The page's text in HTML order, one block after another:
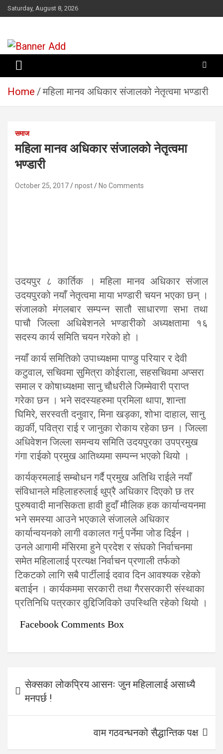
Skip
to
Saturday, August 8, 2026
सूचना तपाईंकाे अधिकार
Home महिला मानव अधिकार संजालको नेतृत्वमा भण्डारी
समाज
महिला मानव अधिकार संजालको नेतृत्वमा
भण्डारी
October 25, 2017 npost No Comments
उदयपुर ८ कार्तिक । महिला मानव अधिकार संजाल
उदयपुरको नयाँ नेतृत्वमा माया भण्डारी चयन भएका छन् ।
संजालको मंगलबार सम्पन्न सातौ साधारणा सभा तथा
पाचौ जिल्ला अधिबेशनले भण्डारीको अध्यक्षतामा १६
सदस्य कार्य समिति चयन गरेको हो ।
नयाँ कार्य समितिको उपाध्यक्षमा पाण्डु परियार र देवी
कटुवाल, सचिवमा सुमित्रा कोईराला, सहसचिवमा अप्सरा
समाल र कोषाध्यक्षमा सानु चौधरीले जिम्मेवारी प्राप्त
गरेका छन । भने सदस्यहरुमा प्रमिला थापा, शान्ता
घिमिरे, सरस्वती दनुवार, मिना खड्का, शोभा दाहाल, सानु
कार्र्की, पवित्रा राई र जानुका रोकाय रहेका छन । जिल्ला
अधिवेशन जिल्ला समन्वय समिति उदयपुरका उपप्रमुख
गंगा राईको प्रमुख आतिथ्यमा सम्पन्न भएको थियो ।
कार्यक्रमलाई सम्बोधन गर्दै प्रमुख अतिथि राईले नयाँ
संविधानले महिलाहरुलाई थुप्रै अधिकार दिएको छ तर
पुरुषवादी मानसिकता हावी हुदाँ मौलिक हक कार्यान्वयनमा
भने समस्या आउने भएकाले संजालले अधिकार
कार्यान्वयनको लागी वकालत गर्नु पर्नेमा जोड दिईन ।
उनले आगामी मंसिरमा हुने प्रदेश र संघको निर्वाचनमा
समेत महिलालाई प्रत्यक्ष निर्वाचन प्रणाली तर्फको
टिकटको लागि सबै पार्टीलाई दवाव दिन आवश्यक रहेको
बताईन । कार्यकममा सरकारी तथा गैरसरकारी संस्थाका
प्रतिनिधि पत्रकार वुद्दिजिविको उपस्थिति रहेको थियो ।
Facebook Comments Box
navigation
सेक्सका लोकप्रिय आसनः जुन महिलालाई असाध्यै
मनपर्छ !
वाम गठवन्धनको सैद्धान्तिक पक्ष